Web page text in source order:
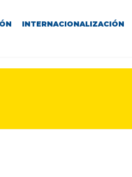
INTERNACIONALIZACIÓN